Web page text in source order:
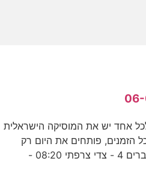
ישראלי 06:00 - 08:20 לכל אחד יש את המוסיקה הישראלית
הזמנים, פותחים את היום רק
בכחול לבן. ש.ח. פבלו, אוכל וחברים 4 - צדי צרפתי 08:20 -